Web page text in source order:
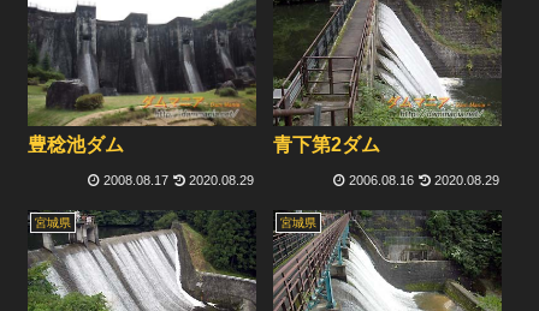
豊稔池ダム
2008.08.17 2020.08.29
青下第2ダム
2006.08.16 2020.08.29
宮城県 宮城県